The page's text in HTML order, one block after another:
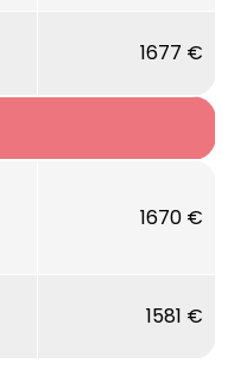
1677 €
1670 €
1581 €